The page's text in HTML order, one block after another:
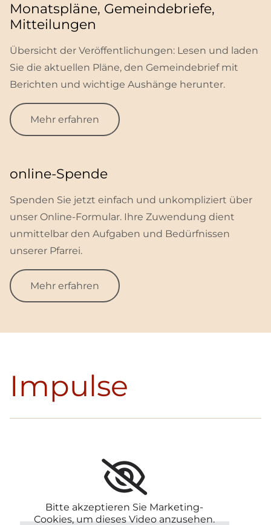
Monatspläne, Gemeindebriefe,
Mitteilungen
Übersicht der Veröffentlichungen: Lesen und laden
Sie die aktuellen Pläne, den Gemeindebrief mit
Berichten und wichtige Aushänge herunter.
Mehr erfahren
online-Spende
Spenden Sie jetzt einfach und unkompliziert über
unser Online-Formular. Ihre Zuwendung dient
unmittelbar den Aufgaben und Bedürfnissen
unserer Pfarrei.
Mehr erfahren
Impulse
Bitte akzeptieren Sie Marketing-
Cookies, um dieses Video anzusehen.